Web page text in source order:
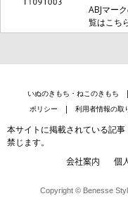
ABJマー
覧はこち
いぬのきもち・ねこのきもち
ポリシー
利用者情報の取
本サイトに掲載されている記
禁じます。
会社案内 個
Copyright © Benesse